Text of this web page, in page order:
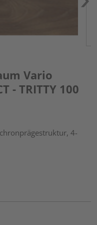
Vario
- TRITTY 100
4-